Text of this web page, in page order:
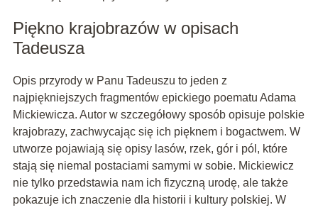
Piękno krajobrazów w opisach
Tadeusza
Opis przyrody w Panu Tadeuszu to jeden z
najpiękniejszych fragmentów epickiego poematu Adama
Mickiewicza. Autor w szczegółowy sposób opisuje polskie
krajobrazy, zachwycając się ich pięknem i bogactwem. W
utworze pojawiają się opisy lasów, rzek, gór i pól, które
stają się niemal postaciami samymi w sobie. Mickiewicz
nie tylko przedstawia nam ich fizyczną urodę, ale także
pokazuje ich znaczenie dla historii i kultury polskiej. W